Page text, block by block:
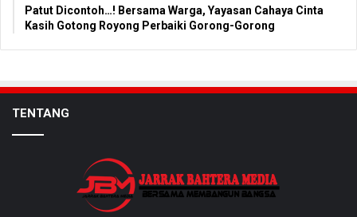
Patut Dicontoh…! Bersama Warga, Yayasan Cahaya Cinta
Kasih Gotong Royong Perbaiki Gorong-Gorong
TENTANG